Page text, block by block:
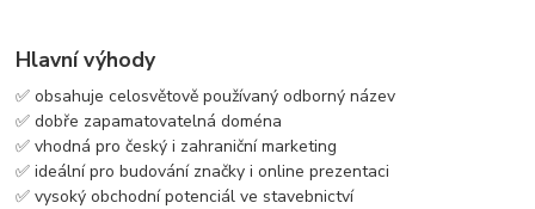
Hlavní výhody
✅ obsahuje celosvětově používaný odborný název
✅ dobře zapamatovatelná doména
✅ vhodná pro český i zahraniční marketing
✅ ideální pro budování značky i online prezentaci
✅ vysoký obchodní potenciál ve stavebnictví